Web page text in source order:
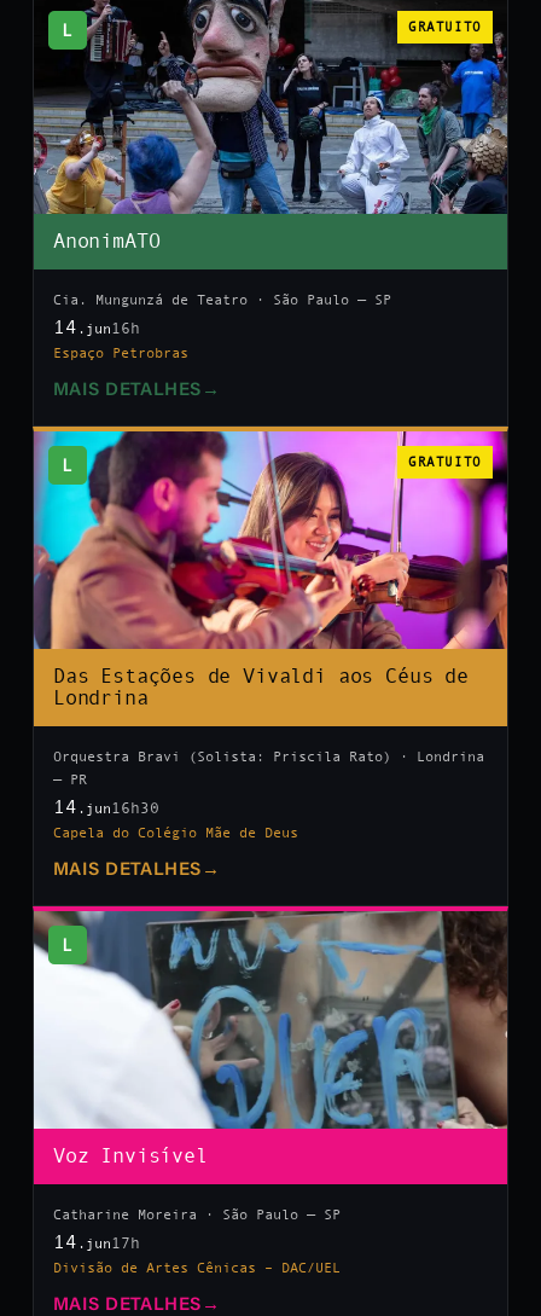
L GRATUITO
AnonimATO
Cia. Mungunzá de Teatro · São Paulo — SP
14 .jun 16h
Espaço Petrobras
MAIS DETALHES →
L GRATUITO
Das Estações de Vivaldi aos Céus de
Londrina
Orquestra Bravi (Solista: Priscila Rato) · Londrina
— PR
14 .jun 16h30
Capela do Colégio Mãe de Deus
MAIS DETALHES →
L
Voz Invisível
Catharine Moreira · São Paulo — SP
14 .jun 17h
Divisão de Artes Cênicas – DAC/UEL
MAIS DETALHES →